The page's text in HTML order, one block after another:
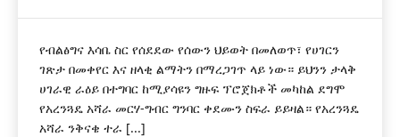
የብልፅግና እሳቤ ስር የሰደደው የሰውን ህይወት በመለወጥ፣ የሀገርን
ገጽታ በመቀየር እና ዘላቂ ልማትን በማረጋገጥ ላይ ነው። ይህንን ታላቅ
ሀገራዊ ራዕይ በተግባር ከሚያሳዩን ግዙፍ ፕሮጀክቶች መካከል ደግሞ
የአረንጓዴ አሻራ መርሃ-ግብር ግንባር ቀደሙን ስፍራ ይይዛል። የአረንጓዴ
አሻራ ንቅናቄ ተራ [...]